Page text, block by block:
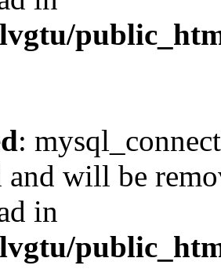
:
and will be
in